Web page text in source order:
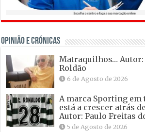
OPINIÃO E CRÓNICAS
Matraquilhos… Autor:
Roldão
6 de Agosto de 2026
A marca Sporting em
está a crescer atrás
Autor: Paulo Freitas
5 de Agosto de 2026